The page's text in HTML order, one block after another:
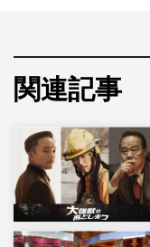
moon会員限定試写
ただきました.夢の
た. ただいまって言
て 最高でした…！
在を通してしっか
の方々もたくさんい
ざいます.まだまだ
関連記事